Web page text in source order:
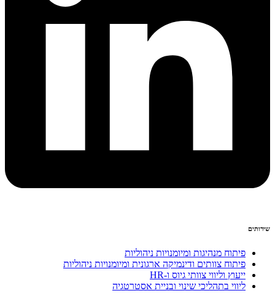
שירותים
פיתוח מנהיגות ומיומנויות ניהוליות
פיתוח צוותים ודינמיקה ארגונית ומיומנויות ניהוליות
ייעוץ וליווי צוותי גיוס ו-HR
ליווי בתהליכי שינוי ובניית אסטרטגיה